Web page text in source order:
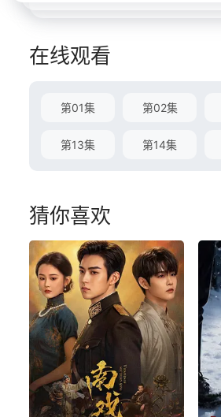
在线观看
第01集 第02集
第13集 第14集
猜你喜欢